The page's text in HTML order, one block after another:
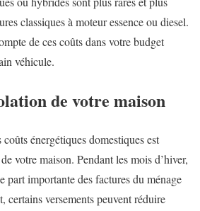
classiques à moteur essence ou diesel.
de ces coûts dans votre budget
véhicule.
de votre maison
énergétiques domestiques est
votre maison. Pendant les mois d’hiver,
part importante des factures du ménage
certains versements peuvent réduire